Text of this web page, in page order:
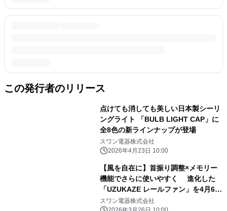
この発行者のリリース
点けても消しても美しい日本製シーリ
ングライト 「BULB LIGHT CAP」に
全8色の新ラインナップが登場
スワン電器株式会社
2026年4月23日 10:00
【風を自在に】首振り調整×メモリー
機能でさらに使いやすく 進化した
「UZUKAZE レールファン」を4月6日
(月)より発売
スワン電器株式会社